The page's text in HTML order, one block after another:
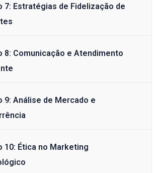
7: Estratégias de Fidelização de
8: Comunicação e Atendimento
9: Análise de Mercado e
10: Ética no Marketing